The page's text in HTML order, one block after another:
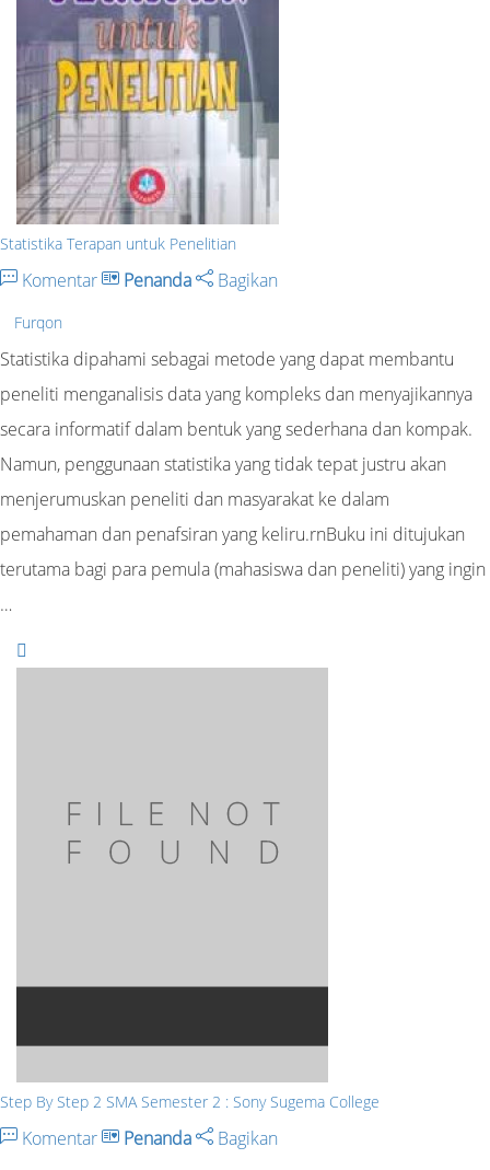
Statistika Terapan untuk Penelitian
Komentar Penanda Bagikan
Furqon
Statistika dipahami sebagai metode yang dapat membantu
peneliti menganalisis data yang kompleks dan menyajikannya
secara informatif dalam bentuk yang sederhana dan kompak.
Namun, penggunaan statistika yang tidak tepat justru akan
menjerumuskan peneliti dan masyarakat ke dalam
pemahaman dan penafsiran yang keliru.rnBuku ini ditujukan
terutama bagi para pemula (mahasiswa dan peneliti) yang ingin
…
Step By Step 2 SMA Semester 2 : Sony Sugema College
Komentar Penanda
Bagikan